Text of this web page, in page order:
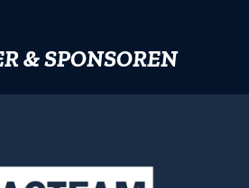
& SPONSOREN